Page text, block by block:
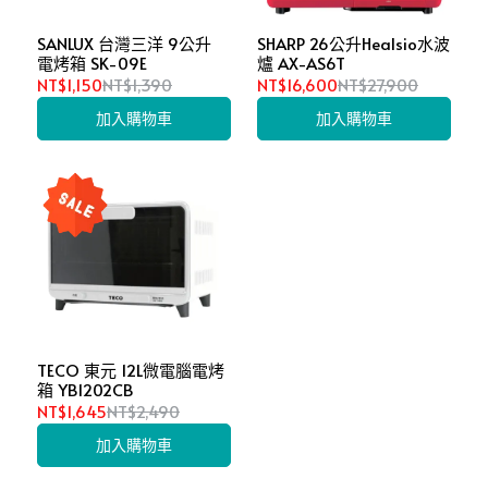
SANLUX 台灣三洋 9公升
電烤箱 SK-09E
NT$1,150NT$1,390
加入購物車
SHARP 26公升Healsio水波
爐 AX-AS6T
NT$16,600NT$27,900
加入購物車
TECO 東元 12L微電腦電烤
箱 YB1202CB
NT$1,645NT$2,490
加入購物車